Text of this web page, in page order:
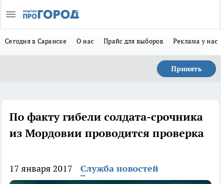
Сегодня в Саранске О нас Прайс для выборов Реклама у нас
Принять
По факту гибели солдата-срочника
из Мордовии проводится проверка
17 января 2017 Служба новостей